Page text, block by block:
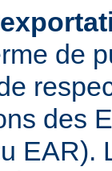
de
des
EAR).